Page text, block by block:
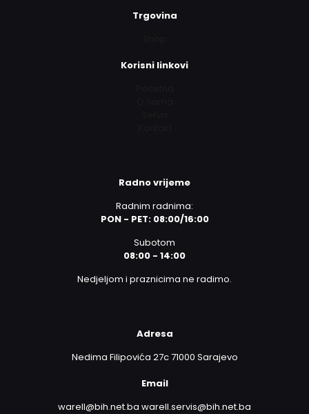
Trgovina
Korisni linkovi
Radno vrijeme
Radnim radnima:
PON - PET: 08:00/16:00
Subotom
08:00 - 14:00
Nedjeljom i praznicima ne radimo.
Adresa
Nedima Filipovića 27c 71000 Sarajevo
Email
warell@bih.net.ba warell.servis@bih.net.ba